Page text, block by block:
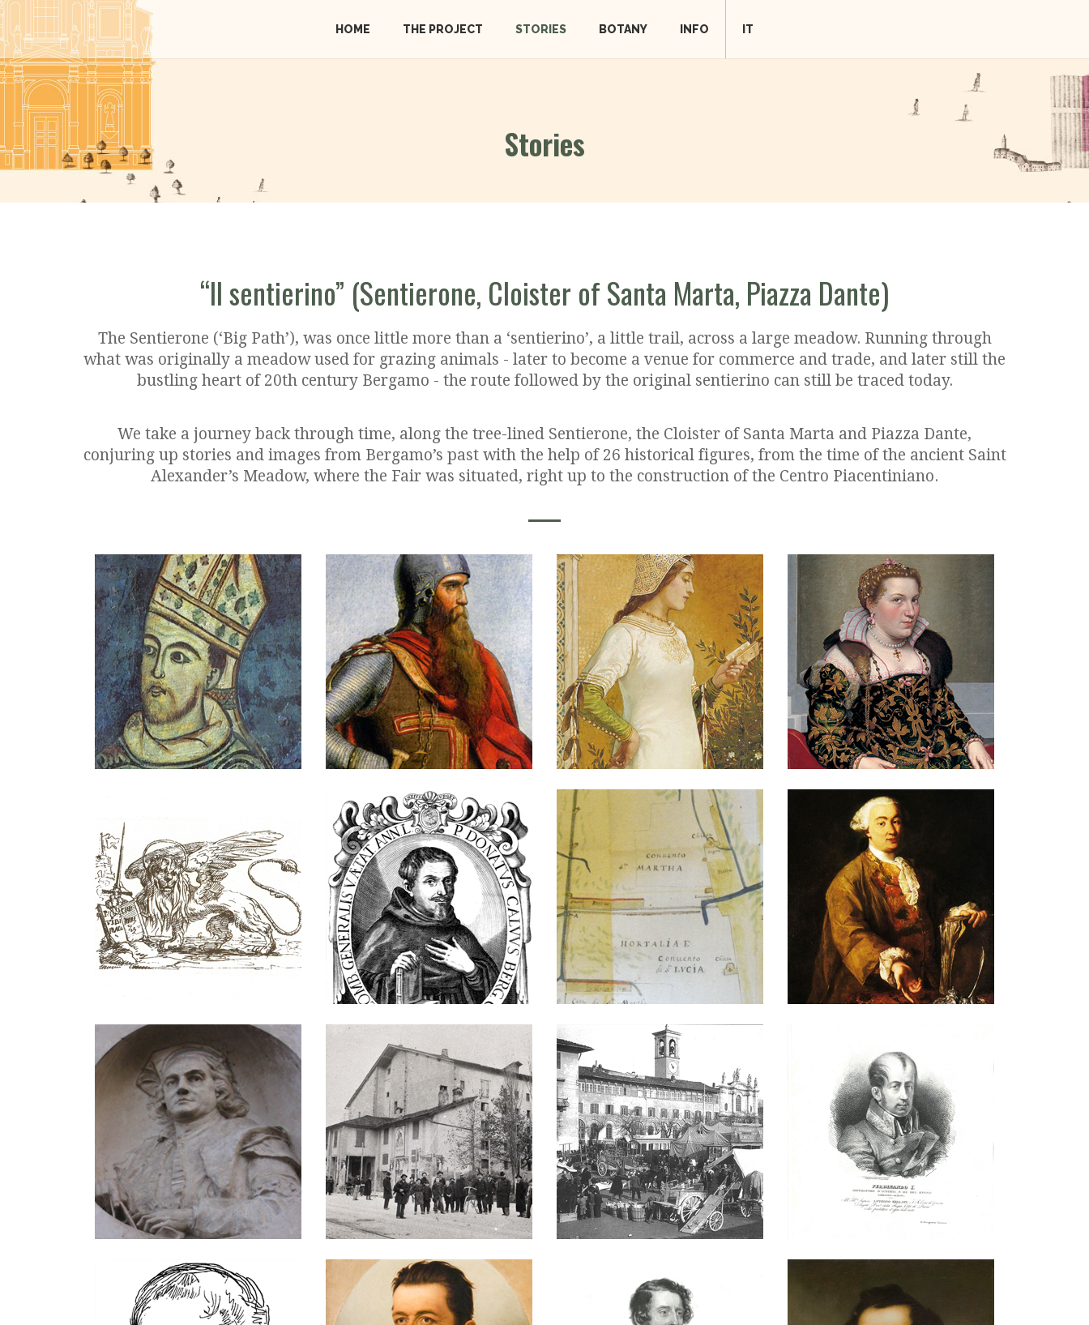
HOME THE PROJECT STORIES BOTANY INFO IT
Stories
“Il sentierino” (Sentierone, Cloister of Santa Marta, Piazza Dante)
The Sentierone (‘Big Path’), was once little more than a ‘sentierino’, a little trail, across a large meadow. Running through
what was originally a meadow used for grazing animals - later to become a venue for commerce and trade, and later still the
bustling heart of 20th century Bergamo - the route followed by the original sentierino can still be traced today.
We take a journey back through time, along the tree-lined Sentierone, the Cloister of Santa Marta and Piazza Dante,
conjuring up stories and images from Bergamo’s past with the help of 26 historical figures, from the time of the ancient Saint
Alexander’s Meadow, where the Fair was situated, right up to the construction of the Centro Piacentiniano.